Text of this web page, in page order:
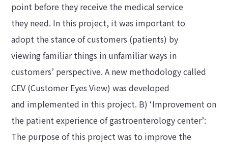
point before they receive the medical service
they need. In this project, it was important to
adopt the stance of customers (patients) by
viewing familiar things in unfamiliar ways in
customers’ perspective. A new methodology called
CEV (Customer Eyes View) was developed
and implemented in this project. B) ‘Improvement on
the patient experience of gastroenterology center’:
The purpose of this project was to improve the